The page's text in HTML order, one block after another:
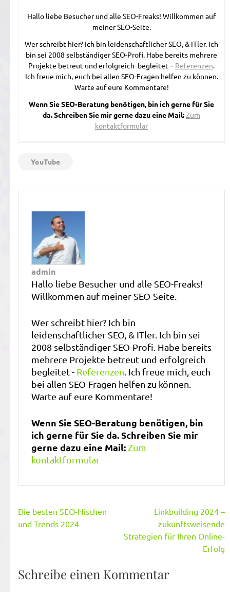
Hallo liebe Besucher und alle SEO-Freaks! Willkommen auf
meiner SEO-Seite.
Wer schreibt hier? Ich bin leidenschaftlicher SEO, & ITler. Ich
bin sei 2008 selbständiger SEO-Profi. Habe bereits mehrere
Projekte betreut und erfolgreich begleitet – Referenzen.
Ich freue mich, euch bei allen SEO-Fragen helfen zu können.
Warte auf eure Kommentare!
Wenn Sie SEO-Beratung benötigen, bin ich gerne für Sie
da. Schreiben Sie mir gerne dazu eine Mail:Zum
kontaktformular
YouTube
admin
Hallo liebe Besucher und alle SEO-Freaks!
Willkommen auf meiner SEO-Seite.
Wer schreibt hier? Ich bin
leidenschaftlicher SEO, & ITler. Ich bin sei
2008 selbständiger SEO-Profi. Habe bereits
mehrere Projekte betreut und erfolgreich
begleitet - Referenzen . Ich freue mich, euch
bei allen SEO-Fragen helfen zu können.
Warte auf eure Kommentare!
Wenn Sie SEO-Beratung benötigen, bin
ich gerne für Sie da. Schreiben Sie mir
gerne dazu eine Mail: Zum
kontaktformular
Beitragsnavigation
Die besten SEO-Nischen
und Trends 2024
Linkbuilding 2024 –
zukunftsweisende
Strategien für Ihren Online-
Erfolg
Schreibe einen Kommentar